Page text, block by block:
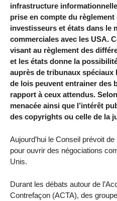
infrastructure
prise en compte du
investisseurs et états dans le
commerciales avec les USA.
visant au règlement des
et les états donne la
auprès de tribunaux
de lois peuvent entrainer des
rapport à ceux attendus.
menacée ainsi que l’intérêt
des copyrights ou celle de la
Aujourd’hui le Conseil prévoit
pour ouvrir des négociations
Unis.
Durant les débats autour de
Contrefaçon (ACTA), des